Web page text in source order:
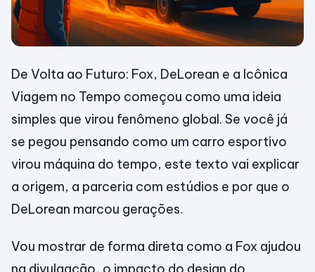
De Volta ao Futuro: Fox, DeLorean e a Icônica
Viagem no Tempo começou como uma ideia
simples que virou fenômeno global. Se você já
se pegou pensando como um carro esportivo
virou máquina do tempo, este texto vai explicar
a origem, a parceria com estúdios e por que o
DeLorean marcou gerações.
Vou mostrar de forma direta como a Fox ajudou